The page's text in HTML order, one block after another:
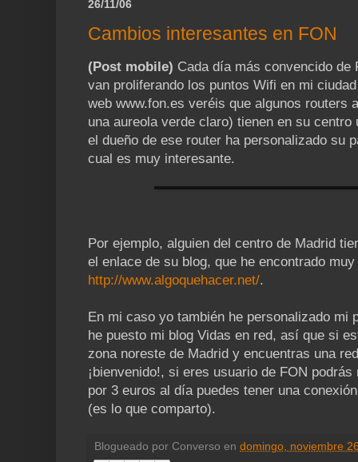
26/11/06
Cambios interesantes en FON
(Post mobile) Cada día más convencido
van proliferando los puntos Wifi en mi
web www.fon.es veréis que algunos routers
una aureola verde claro) tienen en su
el dueño de ese router ha personalizado su
cual es muy interesante.
Por ejemplo, alguien del centro de Madrid
el enlace de su blog, que he encontrado
http://www.algoquehacer.net/.
En mi caso yo también he personalizado mi
he puesto mi blog Vidas en red, así que si
zona noreste de Madrid y encuentras una
¡bienvenido!, si eres usuario de FON
por 3 euros al día puedes tener una
(es lo que comparto).
Blogueado por Converso en domingo, noviembre